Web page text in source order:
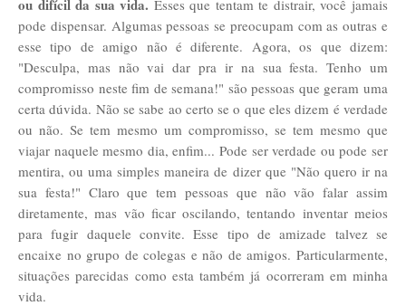
ou difícil da sua vida. Esses que tentam te distrair, você jamais
pode dispensar. Algumas pessoas se preocupam com as outras e
esse tipo de amigo não é diferente. Agora, os que dizem:
"Desculpa, mas não vai dar pra ir na sua festa. Tenho um
compromisso neste fim de semana!" são pessoas que geram uma
certa dúvida. Não se sabe ao certo se o que eles dizem é verdade
ou não. Se tem mesmo um compromisso, se tem mesmo que
viajar naquele mesmo dia, enfim... Pode ser verdade ou pode ser
mentira, ou uma simples maneira de dizer que "Não quero ir na
sua festa!" Claro que tem pessoas que não vão falar assim
diretamente, mas vão ficar oscilando, tentando inventar meios
para fugir daquele convite. Esse tipo de amizade talvez se
encaixe no grupo de colegas e não de amigos. Particularmente,
situações parecidas como esta também já ocorreram em minha
vida.